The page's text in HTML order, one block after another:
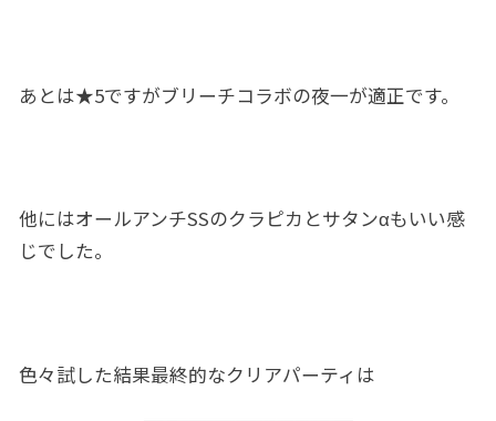
あとは★5ですがブリーチコラボの夜一が適正です。
他にはオールアンチSSのクラピカとサタンαもいい感
じでした。
色々試した結果最終的なクリアパーティは